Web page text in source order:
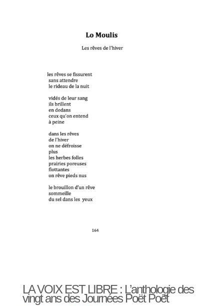
LA VOIX EST LIBRE : L’anthologie des
vingt ans des Journées Poët Poët